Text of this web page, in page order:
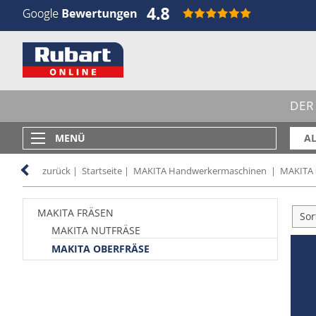
MENÜ
zurück | Startseite | MAKITA Handwerkermaschinen |
MAKITA FRÄSEN
MAKITA NUTFRÄSE
MAKITA OBERFRÄSE